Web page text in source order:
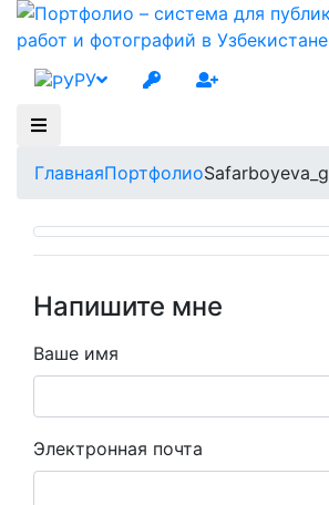
РУ
ГлавнаяПортфолиоSafarboyeva_g
Напишите мне
Ваше имя
Электронная почта